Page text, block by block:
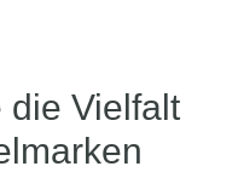
die Vielfalt